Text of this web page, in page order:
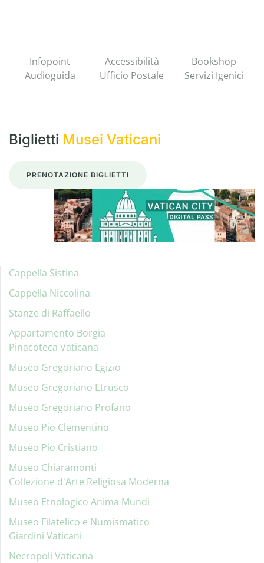
Infopoint Accessibilità
Bookshop
Audioguida
Ufficio Postale Servizi Igenici
Biglietti Musei Vaticani
PRENOTAZIONE BIGLIETTI
Cappella Sistina
Cappella Niccolina
Stanze di Raffaello
Appartamento Borgia
Pinacoteca Vaticana
Museo Gregoriano Egizio
Museo Gregoriano Etrusco
Museo Gregoriano Profano
Museo Pio Clementino
Museo Pio Cristiano
Museo Chiaramonti
Collezione d'Arte Religiosa Moderna
Museo Etnologico Anima Mundi
Museo Filatelico e Numismatico
Giardini Vaticani
Necropoli Vaticana